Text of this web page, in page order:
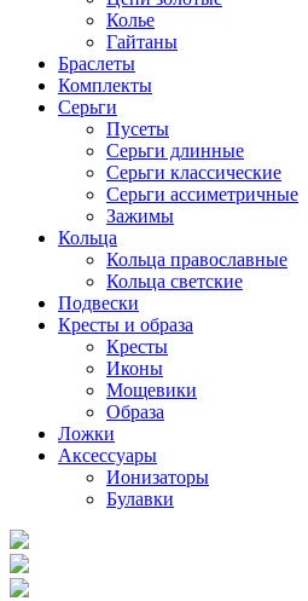
Колье
Гайтаны
Браслеты
Комплекты
Серьги
Пусеты
Серьги длинные
Серьги классические
Серьги ассиметричные
Зажимы
Кольца
Кольца православные
Кольца светские
Подвески
Кресты и образа
Кресты
Иконы
Мощевики
Образа
Ложки
Аксессуары
Ионизаторы
Булавки